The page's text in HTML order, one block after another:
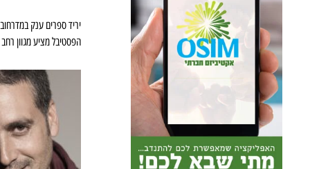
יריד ספרים ענק
הפסטיבל מציע מגוון